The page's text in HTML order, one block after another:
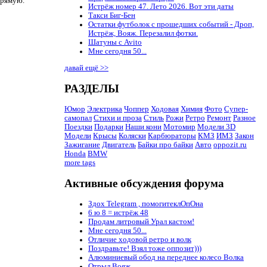
Истрёж номер 47. Лето 2026. Вот эти даты
Такси Биг-Бен
Остатки футболок с прошедших событий - Дроп,
Истрёж, Вояж. Перезалил фотки.
Шатуны с Avito
Мне сегодня 50...
давай ещё >>
РАЗДЕЛЫ
Юмор Электрика Чоппер Ходовая Химия Фото Супер-
самопал Стихи и проза Стиль Рожи Ретро Ремонт Разное
Поездки Подарки Наши кони Мотомир Модели 3D
Модели Крысы Коляски Карбюраторы КМЗ ИМЗ Закон
Зажигание Двигатель Байки про байки Авто oppozit.ru
Honda BMW
more tags
Активные обсуждения форума
Здох Telegram , помогитеклОпОна
6 ю 8 = истрёж 48
Продам литровый Урал кастом!
Мне сегодня 50...
Отличие ходовой ретро и волк
Поздравьте! Взял тоже оппозит)))
Алюминиевый обод на переднее колесо Волка